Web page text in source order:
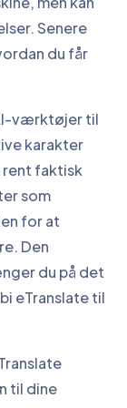
Senere
du får
værktøjer til
karakter
faktisk
som
for at
Den
du på det
eTranslate til
til dine